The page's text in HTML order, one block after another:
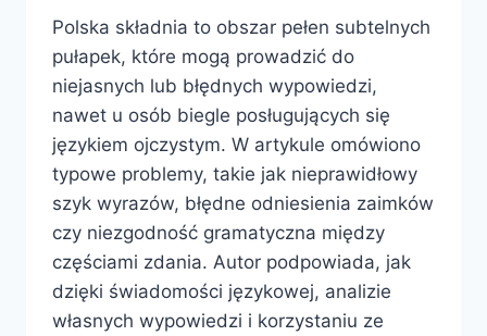
Polska składnia to obszar pełen subtelnych
pułapek, które mogą prowadzić do
niejasnych lub błędnych wypowiedzi,
nawet u osób biegle posługujących się
językiem ojczystym. W artykule omówiono
typowe problemy, takie jak nieprawidłowy
szyk wyrazów, błędne odniesienia zaimków
czy niezgodność gramatyczna między
częściami zdania. Autor podpowiada, jak
dzięki świadomości językowej, analizie
własnych wypowiedzi i korzystaniu ze